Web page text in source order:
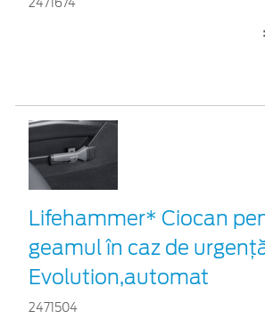
2471674
Lifehammer* Ciocan
geamul în caz de
Evolution,automat
2471504